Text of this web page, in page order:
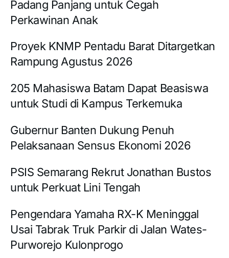
Padang Panjang untuk Cegah
Perkawinan Anak
Proyek KNMP Pentadu Barat Ditargetkan
Rampung Agustus 2026
205 Mahasiswa Batam Dapat Beasiswa
untuk Studi di Kampus Terkemuka
Gubernur Banten Dukung Penuh
Pelaksanaan Sensus Ekonomi 2026
PSIS Semarang Rekrut Jonathan Bustos
untuk Perkuat Lini Tengah
Pengendara Yamaha RX-K Meninggal
Usai Tabrak Truk Parkir di Jalan Wates-
Purworejo Kulonprogo